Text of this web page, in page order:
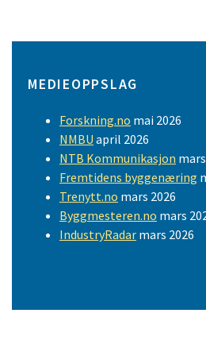
MEDIEOPPSLAG
Forskning.no mai 2026
NMBU april 2026
NTB Kommunikasjon
Fremtidens byggenæring
Trenytt.no mars 2026
Byggmesteren.no mars
IndustryRadar mars 2026